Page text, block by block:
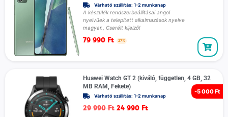
Várható szállítás: 1-2 munkanap
A készülék rendszerbeállításai angol
nyelvűek a telepített alkalmazások nyelve
magyar., Cserélt kijelző!
79 990 Ft 27%
-5 000 Ft
Huawei Watch GT 2 (kiváló, független, 4 GB, 32
MB RAM, Fekete)
Várható szállítás: 1-2 munkanap
29 990Ft 24 990 Ft